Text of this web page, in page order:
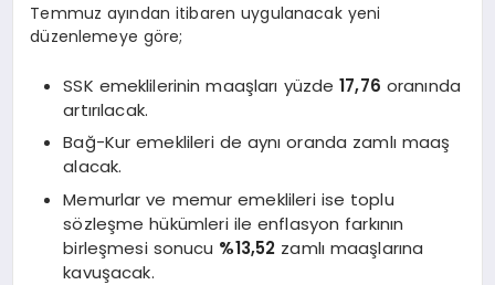
Temmuz ayından itibaren uygulanacak yeni
düzenlemeye göre;
SSK emeklilerinin maaşları yüzde17,76 oranında
artırılacak.
Bağ-Kur emeklileri de aynı oranda zamlı maaş
alacak.
Memurlar ve memur emeklileri ise toplu
sözleşme hükümleri ile enflasyon farkının
birleşmesi sonucu %13,52 zamlı maaşlarına
kavuşacak.